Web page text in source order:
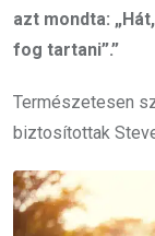
azt mondta:
fog tartani”.”
Természetesen
biztosítottak